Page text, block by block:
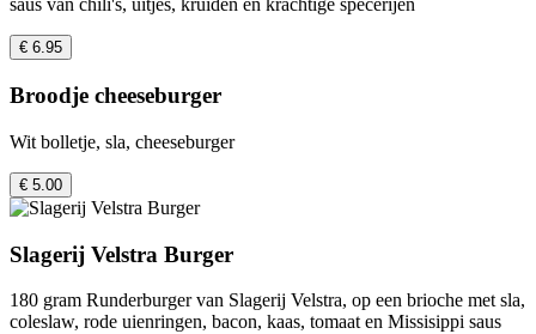
saus van chili's, uitjes, kruiden en krachtige specerijen
€ 6.95
Broodje cheeseburger
Wit bolletje, sla, cheeseburger
€ 5.00
Slagerij Velstra Burger
180 gram Runderburger van Slagerij Velstra, op een brioche met sla,
coleslaw, rode uienringen, bacon, kaas, tomaat en Missisippi saus